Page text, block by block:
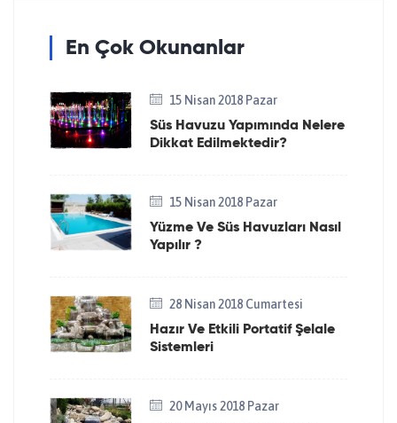
En Çok Okunanlar
15 Nisan 2018 Pazar
Süs Havuzu Yapımında Nelere
Dikkat Edilmektedir?
15 Nisan 2018 Pazar
Yüzme Ve Süs Havuzları Nasıl
Yapılır ?
28 Nisan 2018 Cumartesi
Hazır Ve Etkili Portatif Şelale
Sistemleri
20 Mayıs 2018 Pazar